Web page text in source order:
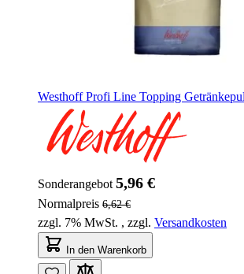
Westhoff Profi Line Topping
Sonderangebot 5,96 €
Normalpreis 6,62 €
zzgl. 7% MwSt. , zzgl. Versandkosten
In den Warenkorb